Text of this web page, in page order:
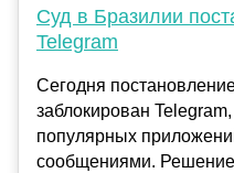
Суд в Бразилии
Telegram
Сегодня
заблокирован
популярных
сообщениями.